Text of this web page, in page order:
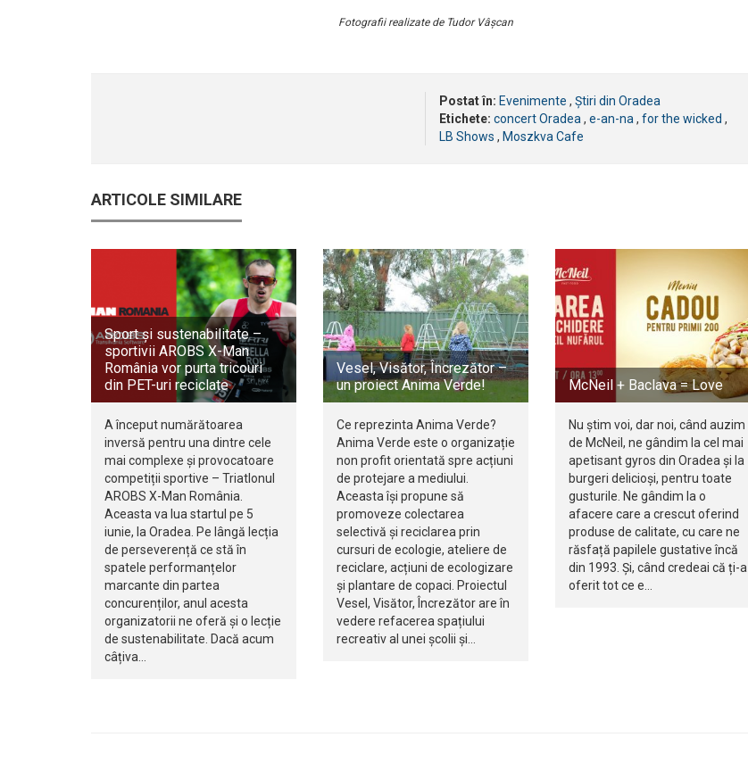
Fotografii realizate de Tudor Vâșcan
Postat în: Evenimente , Știri din Oradea
Etichete: concert Oradea , e-an-na , for the wicked ,
LB Shows , Moszkva Cafe
ARTICOLE SIMILARE
Sport și sustenabilitate –
sportivii AROBS X-Man
România vor purta tricouri
din PET-uri reciclate
A început numărătoarea
inversă pentru una dintre cele
mai complexe și provocatoare
competiții sportive – Triatlonul
AROBS X-Man România.
Aceasta va lua startul pe 5
iunie, la Oradea. Pe lângă lecția
de perseverență ce stă în
spatele performanțelor
marcante din partea
concurenților, anul acesta
organizatorii ne oferă și o lecție
de sustenabilitate. Dacă acum
câțiva…
Vesel, Visător, Încrezător –
un proiect Anima Verde!
Ce reprezinta Anima Verde?
Anima Verde este o organizație
non profit orientată spre acțiuni
de protejare a mediului.
Aceasta își propune să
promoveze colectarea
selectivă și reciclarea prin
cursuri de ecologie, ateliere de
reciclare, acțiuni de ecologizare
și plantare de copaci. Proiectul
Vesel, Visător, Încrezător are în
vedere refacerea spațiului
recreativ al unei școlii și…
McNeil + Baclava = Love
Nu știm voi, dar noi, când auzim
de McNeil, ne gândim la cel mai
apetisant gyros din Oradea și la
burgeri delicioși, pentru toate
gusturile. Ne gândim la o
afacere care a crescut oferind
produse de calitate, cu care ne
răsfață papilele gustative încă
din 1993. Și, când credeai că ți-a
oferit tot ce e…